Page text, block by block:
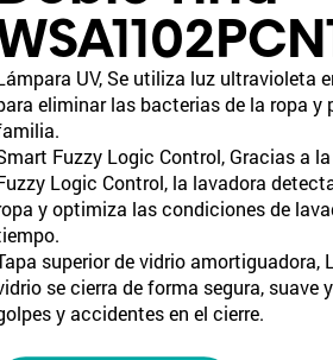
UV, Se utiliza luz ultravioleta
eliminar las bacterias de la ropa y
Fuzzy Logic Control, Gracias a
Logic Control, la lavadora
y optimiza las condiciones de
superior de vidrio amortiguadora,
se cierra de forma segura, suave
y accidentes en el cierre.